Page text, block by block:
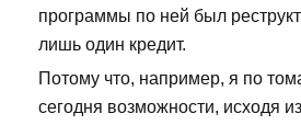
программы по ней был
лишь один кредит.
Потому что, например, я по
сегодня возможности, исходя